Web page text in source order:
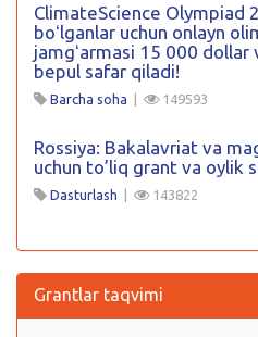
ClimateScience Olympiad
boʻlganlar uchun onlayn
jamgʻarmasi 15 000 dollar
bepul safar qiladi!
Barcha soha | 149593
Rossiya: Bakalavriat va
uchun to’liq grant va oylik
Dasturlash | 143822
Grantlar taqvimi